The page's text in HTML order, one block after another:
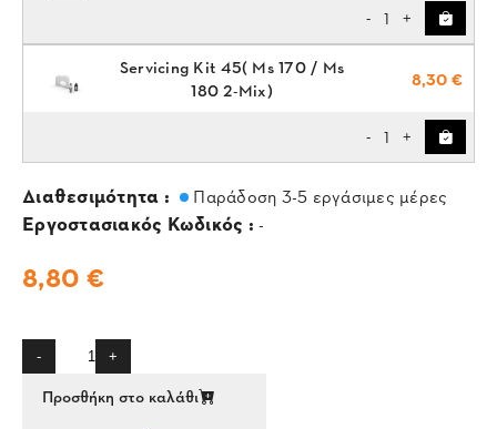
- 1 +
Servicing Kit 45( Ms 170 / Ms
180 2-Mix)
8,30 €
- 1 +
Διαθεσιμότητα : Παράδοση 3-5 εργάσιμες μέρες
Εργοστασιακός Κωδικός : -
8,80 €
- +
Προσθήκη στο καλάθι